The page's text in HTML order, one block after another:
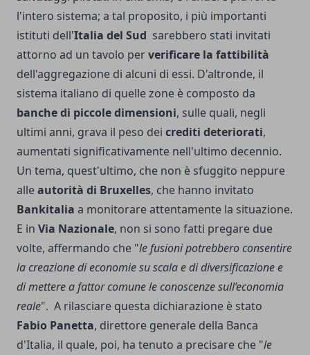
l'intero sistema; a tal proposito, i più importanti
istituti dell'Italia del Sud sarebbero stati invitati
attorno ad un tavolo perverificare la fattibilità
dell'aggregazione di alcuni di essi. D'altronde, il
sistema italiano di quelle zone è composto da
banche di piccole dimensioni, sulle quali, negli
ultimi anni, grava il peso dei crediti deteriorati,
aumentati significativamente nell'ultimo decennio.
Un tema, quest'ultimo, che non è sfuggito neppure
alleautorità di Bruxelles, che hanno invitato
Bankitalia a monitorare attentamente la situazione.
E in Via Nazionale, non si sono fatti pregare due
volte, affermando che "le fusioni potrebbero consentire
la creazione di economie su scala e di diversificazione e
di mettere a fattor comune le conoscenze sull’economia
reale". A rilasciare questa dichiarazione è stato
Fabio Panetta, direttore generale della Banca
d'Italia, il quale, poi, ha tenuto a precisare che "le